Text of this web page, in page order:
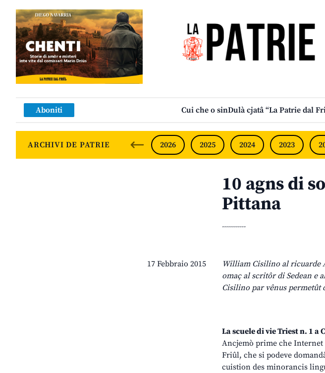
Aboniti Cui che o sinDulà cjatâ “La Patrie dal
ARCHIVI DE PATRIE 2026 2025 2024 2023
10 agns di
Pittana
............
17 Febbraio 2015
William Cisilino al ricuarde
omaç al scritôr di Sedean e
Cisilino par vênus permetût
La scuele di vie Triest n. 1 a
Ancjemò prime che
Friûl, che si podeve
cuistion des minorancis